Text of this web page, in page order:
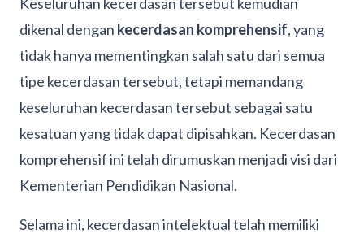
dikenal dengan kecerdasan komprehensif, yang
tidak hanya mementingkan salah satu dari semua
tipe kecerdasan tersebut, tetapi memandang
keseluruhan kecerdasan tersebut sebagai satu
kesatuan yang tidak dapat dipisahkan. Kecerdasan
komprehensif ini telah dirumuskan menjadi visi dari
Kementerian Pendidikan Nasional.
Selama ini, kecerdasan intelektual telah memiliki